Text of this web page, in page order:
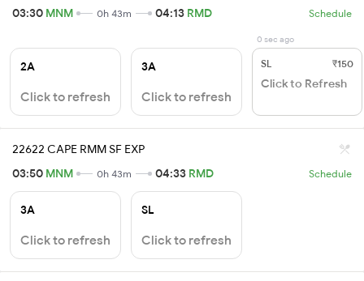
03:30 MNM 0h 43m 04:13 RMD Schedule
2A
Click to refresh
3A
Click to refresh
0 sec ago
SL ₹150
Click to Refresh
22622 CAPE RMM SF EXP
03:50 MNM 0h 43m 04:33 RMD Schedule
3A
Click to refresh
SL
Click to refresh